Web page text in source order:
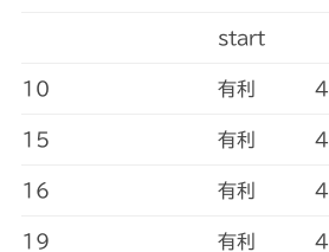
start
10 有利 4
15 有利 4
16 有利 4
19 有利 4